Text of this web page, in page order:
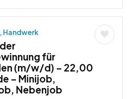
Handwerk
für
(m/w/d) – 22,00
– Minijob,
Nebenjob